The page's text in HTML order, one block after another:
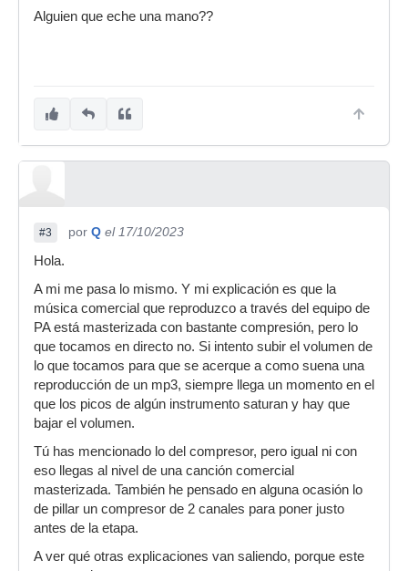
Alguien que eche una mano??
#3 por Q el 17/10/2023
Hola.
A mi me pasa lo mismo. Y mi explicación es que la
música comercial que reproduzco a través del equipo de
PA está masterizada con bastante compresión, pero lo
que tocamos en directo no. Si intento subir el volumen de
lo que tocamos para que se acerque a como suena una
reproducción de un mp3, siempre llega un momento en el
que los picos de algún instrumento saturan y hay que
bajar el volumen.
Tú has mencionado lo del compresor, pero igual ni con
eso llegas al nivel de una canción comercial
masterizada. También he pensado en alguna ocasión lo
de pillar un compresor de 2 canales para poner justo
antes de la etapa.
A ver qué otras explicaciones van saliendo, porque este